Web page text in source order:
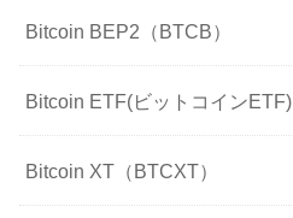
Bitcoin BEP2（BTCB）
Bitcoin ETF(ビットコインETF)
Bitcoin XT（BTCXT）